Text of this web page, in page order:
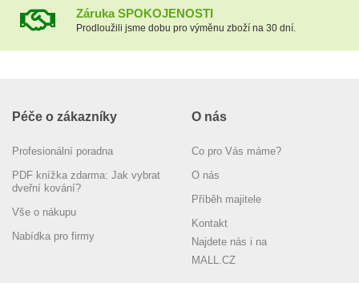
Záruka SPOKOJENOSTI
Prodloužili jsme dobu pro výměnu zboží na 30 dní.
Péče o zákazníky
Profesionální poradna
PDF knížka zdarma: Jak vybrat
dveřní kování?
Vše o nákupu
Nabídka pro firmy
O nás
Co pro Vás máme?
O nás
Příběh majitele
Kontakt
Najdete nás i na
MALL.CZ